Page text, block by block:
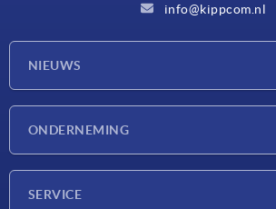
info@kippcom.nl
NIEUWS
ONDERNEMING
SERVICE